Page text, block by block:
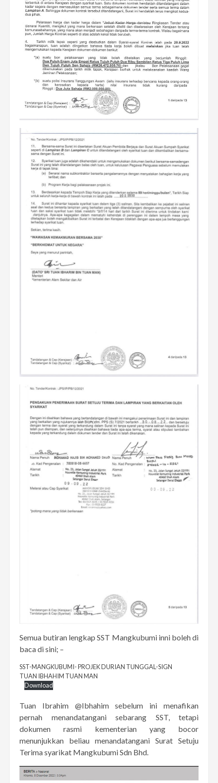
Semua butiran lengkap SST Mangkubumi inni boleh di
baca di sini; –
SST-MANGKUBUMI- PROJEK DURIAN TUNGGAL-SIGN
TUAN IBHAHIM TUAN MAN
Download
Tuan Ibrahim @Ibhahim sebelum ini menafikan
pernah menandatangani sebarang SST, tetapi
dokumen rasmi kementerian yang bocor
menunjukkan beliau menandatangani Surat Setuju
Terima syarikat Mangkubumi Sdn Bhd.